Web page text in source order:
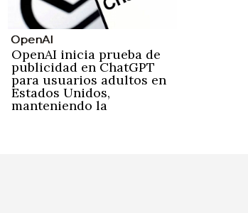
OpenAI
OpenAI inicia prueba de
publicidad en ChatGPT
para usuarios adultos en
Estados Unidos,
manteniendo la